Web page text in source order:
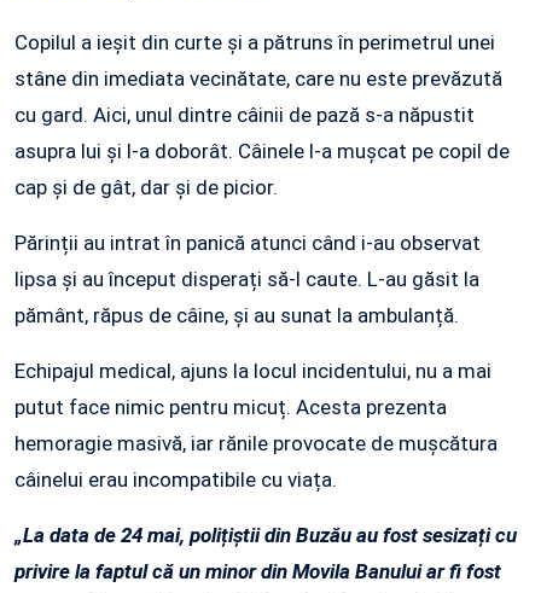
Copilul a ieșit din curte și a pătruns în perimetrul unei
stâne din imediata vecinătate, care nu este prevăzută
cu gard. Aici, unul dintre câinii de pază s-a năpustit
asupra lui și l-a doborât. Câinele l-a mușcat pe copil de
cap și de gât, dar și de picior.
Părinții au intrat în panică atunci când i-au observat
lipsa și au început disperați să-l caute. L-au găsit la
pământ, răpus de câine, și au sunat la ambulanță.
Echipajul medical, ajuns la locul incidentului, nu a mai
putut face nimic pentru micuț. Acesta prezenta
hemoragie masivă, iar rănile provocate de mușcătura
câinelui erau incompatibile cu viața.
„La data de 24 mai, polițiștii din Buzău au fost sesizați cu
privire la faptul că un minor din Movila Banului ar fi fost